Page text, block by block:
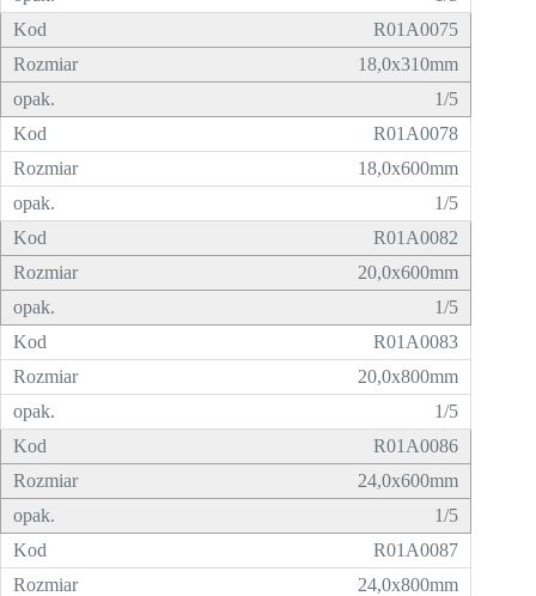
R01A0075
18,0x310mm
1/5
R01A0078
18,0x600mm
1/5
R01A0082
20,0x600mm
1/5
R01A0083
20,0x800mm
1/5
R01A0086
24,0x600mm
1/5
R01A0087
24,0x800mm